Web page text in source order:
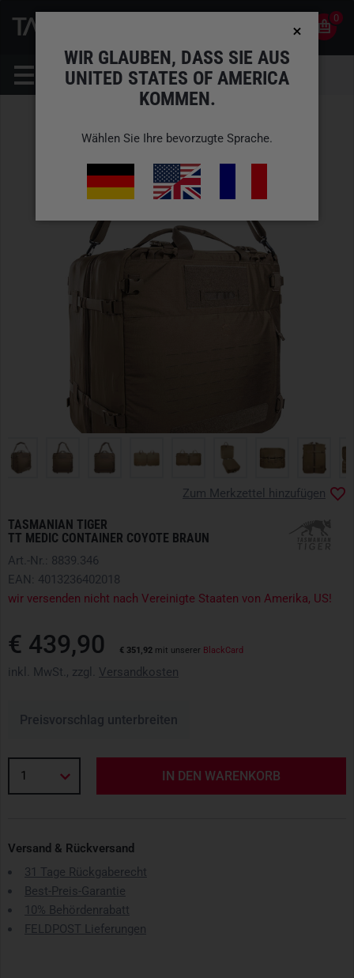
0
TASMANIAN TIGER
TT MEDIC CONTAINER COYOTE BRAUN
Zum Merkzettel hinzufügen
Art.-Nr.: 8839.346
EAN: 4013236402018
wir versenden nicht nach Vereinigte Staaten von Amerika, US!
€ 439,90 € 351,92 mit unserer BlackCard
inkl. MwSt., zzgl. Versandkosten
Preisvorschlag unterbreiten
1 IN DEN WARENKORB
Versand & Rückversand
31 Tage Rückgaberecht
Best-Preis-Garantie
10% Behördenrabatt
FELDPOST Lieferungen
WIR GLAUBEN, DASS SIE AUS
UNITED STATES OF AMERICA
KOMMEN.
Wählen Sie Ihre bevorzugte Sprache.